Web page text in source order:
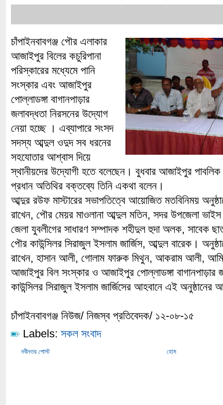
চাঁপাইনবাবগঞ্জ পৌর এলাকার
আজাইপুর বিলের কচুরিপানা
পরিস্কারের মধ্যেমে পানি
সংস্কার এবং আজাইপুর
পোল্লাডঙ্গা বাগানপাড়ার
জলাবদ্ধতা নিরসনের উদ্যোগ
নেয়া হচ্ছে । এব্যাপারে সংসদ
সদস্য আব্দুল ওদুদ সব ধরনের
সহযোতার আশ্বাস দিয়ে
স্থানীয়দের উদ্যোগী হতে বলেছেন। বুধবার আজাইপুর
প্রধান অতিথির বক্তব্যে তিনি একথা বলেন।
আব্দুর রউফ মাস্টারের সভাপতিত্বে আয়োজিত মতবিনিময়
রাখেন, পৌর মেয়র মাওলানা আব্দুল মতিন, সদর উপজেলা
জেলা যুবলীগের সাধারণ সম্পাদক শহীদুল হুদা অলক, সাবেক
পৌর কাউন্সিলর সিরাজুল ইসলাম জার্জিস, আব্দুল বারেক।
রাখেন, হাসান আলী, গোলাম ফারুক মিথুন, আকরাম আলী,
আজাইপুর বিল সংস্কার ও আজাইপুর পোল্লাডঙ্গা বাগানপাড়ার
কাউন্সিলর সিরাজুল ইসলাম জার্জিসের আহবানে এই
চাঁপাইনবাবগঞ্জ নিউজ/ নিজস্ব প্রতিবেদক/ ১২-০৮-১৫
Labels: সকল সংবাদ
নবীনতর পোস্ট হোম